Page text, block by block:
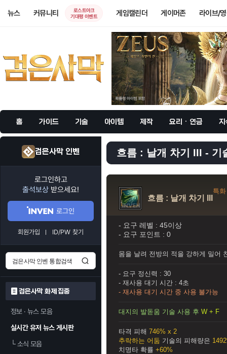
뉴스 커뮤니티
로스트아크
기대평 이벤트
게임캘린더 게이머존 라이브/
홈 가이드 기술 아이템 제작 요리 · 연금 지
검은사막 인벤
로그인하고
출석보상 받으세요!
로그인
회원가입 ID/PW 찾기
검은사막 화제 집중
정보 · 뉴스 모음
실시간 유저 뉴스 게시판
└소식 모음
흐름 : 날개 차기 III - 기
흐름 : 날개 차기 III
특
- 요구 레벨 : 45이상
- 요구 포인트 : 0
몸을 날려 전방의 적을 강하게 밀어
- 요구 정신력 : 30
- 재사용 대기 시간 : 4초
- 재사용 대기 시간 중 사용 불가능
대지의 발돋움 기술 사용 후 W + F
타격 피해 746% x 2
추락하는 어둠 기술의 피해량은
치명타 확률 +60%